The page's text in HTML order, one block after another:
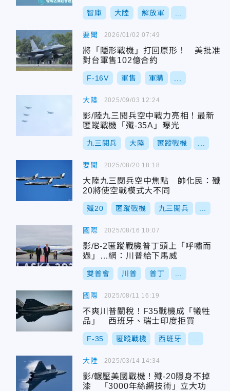
智庫 大陸 解放軍
要聞
將「隱形戰機」打回原形！ 美批准
對台軍售102億合約
F-16V 軍售 軍購
2026/01/02 07:49
大陸
影/陸九三閱兵空中戰力亮相！最新
匿蹤戰機「殲-35A」曝光
九三閱兵 大陸 匿蹤戰機
2025/09/03 12:24
要聞
大陸九三閱兵空中焦點 帥化民：殲
20將使空戰模式大不同
殲20 匿蹤戰機 九三閱兵
2025/08/20 18:18
國際
影/B-2匿蹤戰機普丁頭上「呼嘯而
過」…網：川普給下馬威
雙普會 川普 普丁
2025/08/16 10:07
國際
不爽川普關稅！F35戰機成「犧牲
品」 西班牙、瑞士印度拒買
F-35 匿蹤戰機 西班牙
2025/08/11 16:19
大陸
影/輾壓美國戰機！殲-20隱身不掉
漆 「3000年絲綢技術」立大功
2025/03/14 14:34